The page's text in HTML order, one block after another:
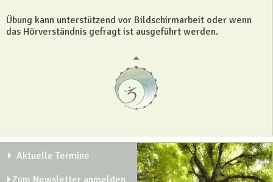
Übung kann unterstützend vor Bildschirmarbeit oder wenn
das Hörverständnis gefragt ist ausgeführt werden.
Aktuelle Termine
Zum Newsletter anmelden